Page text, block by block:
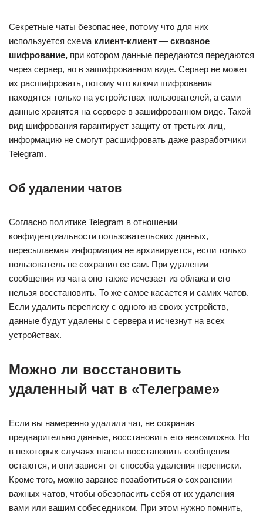
Секретные чаты безопаснее, потому что для них
используется схема клиент-клиент — сквозное
шифрование, при котором данные передаются передаются
через сервер, но в зашифрованном виде. Сервер не может
их расшифровать, потому что ключи шифрования
находятся только на устройствах пользователей, а сами
данные хранятся на сервере в зашифрованном виде. Такой
вид шифрования гарантирует защиту от третьих лиц,
информацию не смогут расшифровать даже разработчики
Telegram.
Об удалении чатов
Согласно политике Telegram в отношении
конфиденциальности пользовательских данных,
пересылаемая информация не архивируется, если только
пользователь не сохранил ее сам. При удалении
сообщения из чата оно также исчезает из облака и его
нельзя восстановить. То же самое касается и самих чатов.
Если удалить переписку с одного из своих устройств,
данные будут удалены с сервера и исчезнут на всех
устройствах.
Можно ли восстановить
удаленный чат в «Телеграме»
Если вы намеренно удалили чат, не сохранив
предварительно данные, восстановить его невозможно. Но
в некоторых случаях шансы восстановить сообщения
остаются, и они зависят от способа удаления переписки.
Кроме того, можно заранее позаботиться о сохранении
важных чатов, чтобы обезопасить себя от их удаления
вами или вашим собеседником. При этом нужно помнить,